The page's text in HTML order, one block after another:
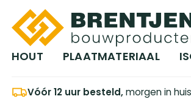
Ga naar hoofdinhoud
HOUT PLAATMATERIAAL
Vóór 12 uur besteld,morgen in huis